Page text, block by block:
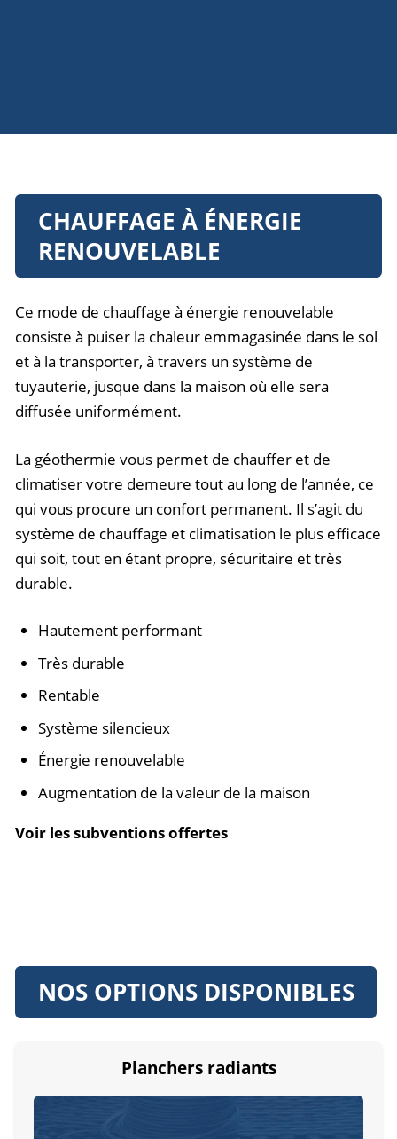
CHAUFFAGE À ÉNERGIE
RENOUVELABLE
Ce mode de chauffage à énergie renouvelable
consiste à puiser la chaleur emmagasinée dans le sol
et à la transporter, à travers un système de
tuyauterie, jusque dans la maison où elle sera
diffusée uniformément.
La géothermie vous permet de chauffer et de
climatiser votre demeure tout au long de l’année, ce
qui vous procure un confort permanent. Il s’agit du
système de chauffage et climatisation le plus efficace
qui soit, tout en étant propre, sécuritaire et très
durable.
Hautement performant
Très durable
Rentable
Système silencieux
Énergie renouvelable
Augmentation de la valeur de la maison
Voir les subventions offertes
NOS OPTIONS DISPONIBLES
Planchers radiants